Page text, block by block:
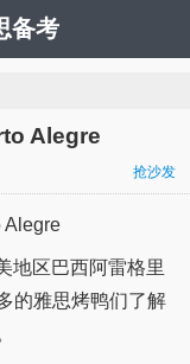
备考
Alegre
抢沙发
Alegre
地区巴西阿雷格里
的雅思烤鸭们了解